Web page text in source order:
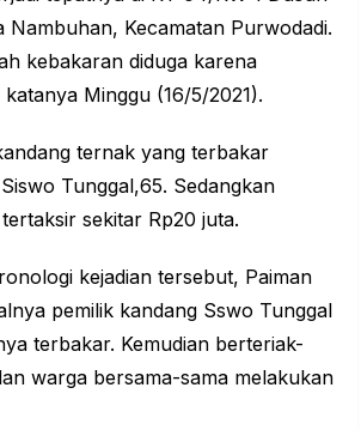
Nambuhan, Kecamatan Purwodadi.
kebakaran diduga karena
Minggu (16/5/2021).
ternak yang terbakar
Tunggal,65. Sedangkan
sekitar Rp20 juta.
kejadian tersebut, Paiman
pemilik kandang Sswo Tunggal
terbakar. Kemudian berteriak-
warga bersama-sama melakukan